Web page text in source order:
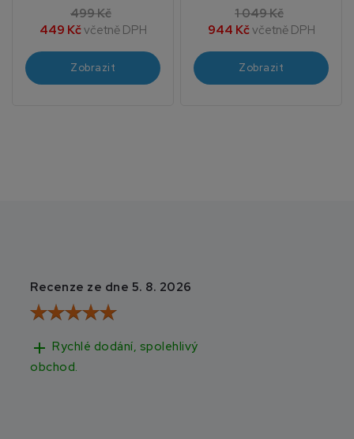
499 Kč
449 Kčvčetně DPH
Zobrazit
1 049 Kč
944 Kčvčetně DPH
Zobrazit
Recenze ze dne 5. 8. 2026
add Rychlé dodání, spolehlivý
obchod.